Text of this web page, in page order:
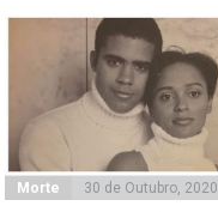
Morte 30 de Outubro, 2020